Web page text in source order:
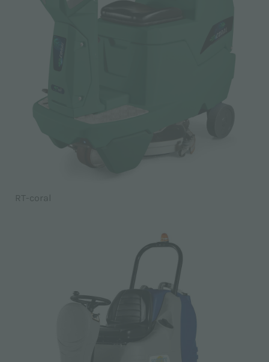
RT-coral